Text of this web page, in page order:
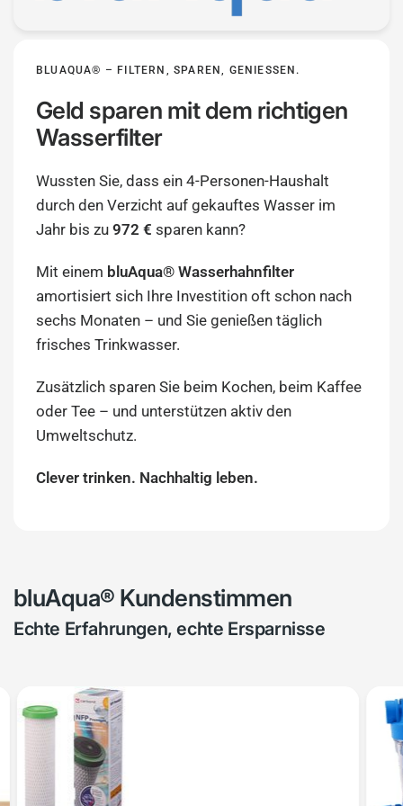
BLUAQUA® – FILTERN, SPAREN, GENIESSEN.
Geld sparen mit dem richtigen
Wasserfilter
Wussten Sie, dass ein 4-Personen-Haushalt
durch den Verzicht auf gekauftes Wasser im
Jahr bis zu972 € sparen kann?
Mit einem bluAqua® Wasserhahnfilter
amortisiert sich Ihre Investition oft schon nach
sechs Monaten – und Sie genießen täglich
frisches Trinkwasser.
Zusätzlich sparen Sie beim Kochen, beim Kaffee
oder Tee – und unterstützen aktiv den
Umweltschutz.
Clever trinken. Nachhaltig leben.
bluAqua® Kundenstimmen
Echte Erfahrungen, echte Ersparnisse